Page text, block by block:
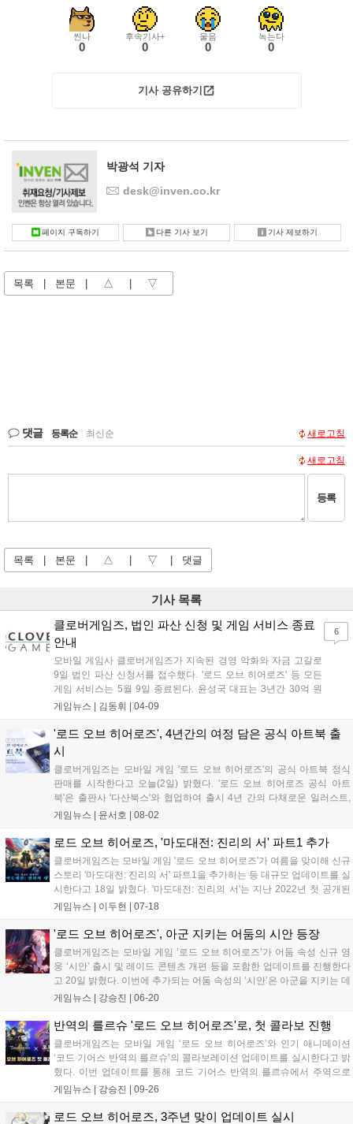
씬나
0
후속기사+
0
울음
0
녹는다
0
기사 공유하기
박광석 기자
desk@inven.co.kr
페이지 구독하기 다른 기사 보기 기사 제보하기
목록 본문 △ ▽
댓글 등록순 최신순 새로고침
새로고침
등록
목록 본문 △ ▽ 댓글
기사 목록
클로버게임즈, 법인 파산 신청 및 게임 서비스 종료
안내
모바일 게임사 클로버게임즈가 지속된 경영 악화와 자금 고갈로
9일 법인 파산 신청서를 접수했다. '로드 오브 히어로즈' 등 모든
게임 서비스는 5월 9일 종료된다. 윤성국 대표는 3년간 30억 원
이상 사재 투입 등 사력을 다했으나, 결국 완전 자본 잠식에 이르
게임뉴스 | 김동휘 | 04-09
6
'로드 오브 히어로즈', 4년간의 여정 담은 공식 아트북 출
시
클로버게임즈는 모바일 게임 '로드 오브 히어로즈'의 공식 아트북 정식
판매를 시작한다고 오늘(2일) 밝혔다. '로드 오브 히어로즈 공식 아트
북'은 출판사 '다산북스'와 협업하여 출시 4년 간의 다채로운 일러스트,
원화 및 콘셉트 아트, 개발진 인터뷰 등의 풍성한 볼거리를 300여 페이
는...
게임뉴스 | 윤서호 | 08-02
로드 오브 히어로즈, '마도대전: 진리의 서' 파트1 추가
클로버게임즈는 모바일 게임 '로드 오브 히어로즈'가 여름을 맞이해 신규
스토리 '마도대전: 진리의 서' 파트1을 추가하는 등 대규모 업데이트를 실
시한다고 18일 밝혔다. '마도대전: 진리의 서'는 지난 2022년 첫 공개된
콘텐츠 '마도대전'의 최종장이다. 메인 스토리의 50년 전 역사 속 이야기
게임뉴스 | 이두현 | 07-18
'로드 오브 히어로즈', 아군 지키는 어둠의 시안 등장
클로버게임즈는 모바일 게임 ‘로드 오브 히어로즈’가 어둠 속성 신규 영
웅 ‘시안’ 출시 및 레이드 콘텐츠 개편 등을 포함한 업데이트를 진행한다
고 20일 밝혔다. 이번에 추가되는 어둠 속성의 ‘시안’은 아군을 지키는 데
특화된 가디언형 영웅이다. 방어력 기반의 피해량 증가 스킬을 갖고 있
게임뉴스 | 강승진 | 06-20
반역의 를르슈 '로드 오브 히어로즈'로, 첫 콜라보 진행
클로버게임즈는 모바일 게임 ‘로드 오브 히어로즈’와 인기 애니메이션
‘코드 기어스 반역의 를르슈’의 콜라보레이션 업데이트를 실시한다고 밝
혔다. 이번 업데이트를 통해 코드 기어스 반역의 를르슈에서 주역으로
활약하는 3종의 캐릭터 ‘를르슈’, ‘스자쿠’, ‘C.C.’를 신규 영웅으로 만나
게임뉴스 | 강승진 | 09-26
로드 오브 히어로즈, 3주년 맞이 업데이트 실시